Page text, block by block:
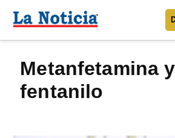
Para mantenerte informado
contenido
Noticia
metanfetamina y el
fentanilo